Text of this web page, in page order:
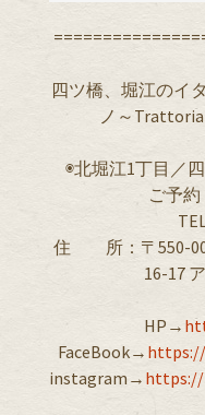
四ツ橋、堀江のイ
ノ～Trattoria
◉北堀江1丁目／
ご予
住 所：〒550-
16-17
HP→
FaceBook→
instagram→ https://